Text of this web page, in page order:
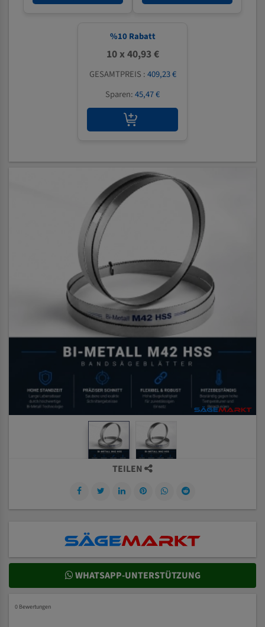
%10 Rabatt
10 x 40,93 €
GESAMTPREIS :409,23 €
Sparen:45,47 €
TEILEN
WHATSAPP-UNTERSTÜTZUNG
0 Bewertungen